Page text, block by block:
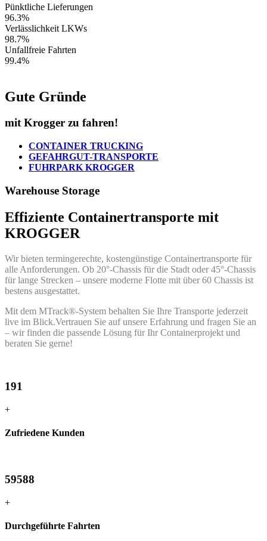
Pünktliche Lieferungen
96.3%
Verlässlichkeit LKWs
98.7%
Unfallfreie Fahrten
99.4%
Gute Gründe
mit Krogger zu fahren!
CONTAINER TRUCKING
GEFAHRGUT-TRANSPORTE
FUHRPARK KROGGER
Warehouse Storage
Effiziente Containertransporte mit
KROGGER
Wir bieten termingerechte, kostengünstige Containertransporte für
alle Anforderungen. Ob 20°-Chassis für die Stadt oder 45°-Chassis
für lange Strecken – unsere moderne Flotte mit über 60 Chassis ist
bestens ausgestattet.
Mit dem MTrack®-System behalten Sie Ihre Transporte jederzeit
live im Blick.Vertrauen Sie auf unsere Erfahrung und fragen Sie an
– wir finden die passende Lösung für Ihr Containerprojekt und
beraten Sie gerne!
191
+
Zufriedene Kunden
59588
+
Durchgeführte Fahrten